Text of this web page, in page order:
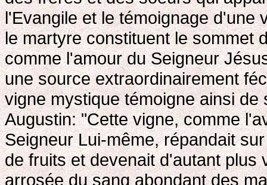
l'Evangile et le témoignage d'une
le martyre constituent le sommet
comme l'amour du Seigneur
une source extraordinairement
vigne mystique témoigne ainsi
Augustin: "Cette vigne, comme
Seigneur Lui-même, répandait
de fruits et devenait d'autant plus
arrosée du sang abondant des